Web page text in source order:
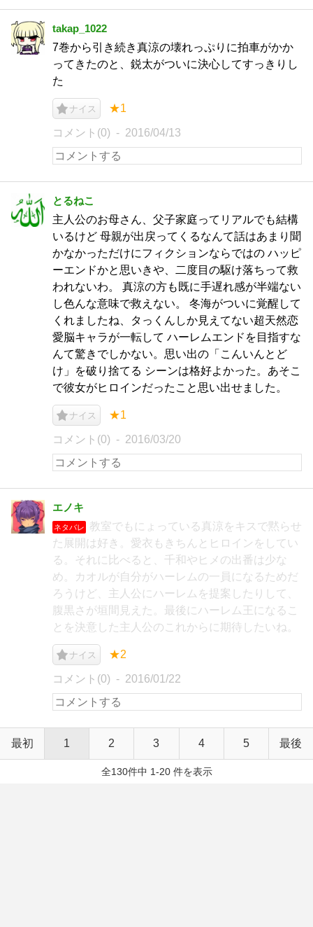
takap_1022
7巻から引き続き真涼の壊れっぷりに拍車がかか
ってきたのと、鋭太がついに決心してすっきりし
た
ナイス ★1
コメント(0) 2016/04/13
とるねこ
主人公のお母さん、父子家庭ってリアルでも結構
いるけど 母親が出戻ってくるなんて話はあまり聞
かなかっただけにフィクションならではの ハッピ
ーエンドかと思いきや、二度目の駆け落ちって救
われないわ。 真涼の方も既に手遅れ感が半端ない
し色んな意味で救えない。 冬海がついに覚醒して
くれましたね、タっくんしか見えてない超天然恋
愛脳キャラが一転して ハーレムエンドを目指すな
んて驚きでしかない。思い出の「こんいんとど
け」を破り捨てる シーンは格好よかった。あそこ
で彼女がヒロインだったこと思い出せました。
ナイス ★1
コメント(0) 2016/03/20
エノキ
ネタバレ
教室でもにょっている真涼をキスで黙らせ
た展開は好き。愛衣もきちんとヒロインをしてい
る。それに比べると、千和やヒメの出番は少な
め。カオルが自分がハーレムの一員になるためだ
ろうけど、主人公にハーレムを提案したりして、
腹黒さが垣間見えた。最後にハーレム王になるこ
とを決意した主人公のこれからに期待したいね。
ナイス ★2
コメント(0) 2016/01/22
最初 1 2 3 4 5 最後
全130件中 1-20 件を表示